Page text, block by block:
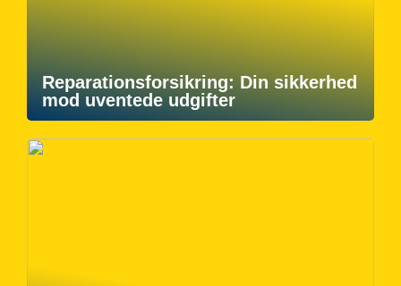
Reparationsforsikring: Din sikkerhed
mod uventede udgifter